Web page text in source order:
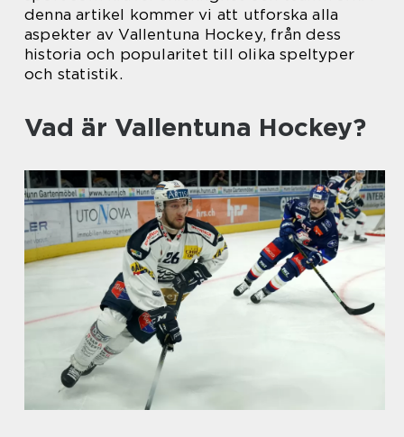
denna artikel kommer vi att utforska alla
aspekter av Vallentuna Hockey, från dess
historia och popularitet till olika speltyper
och statistik.
Vad är Vallentuna Hockey?